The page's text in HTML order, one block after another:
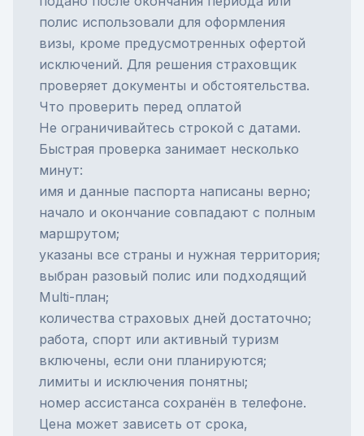
полис использовали для оформления
визы, кроме предусмотренных офертой
исключений. Для решения страховщик
проверяет документы и обстоятельства.
Что проверить перед оплатой
Не ограничивайтесь строкой с датами.
Быстрая проверка занимает несколько
минут:
имя и данные паспорта написаны верно;
начало и окончание совпадают с полным
маршрутом;
указаны все страны и нужная территория;
выбран разовый полис или подходящий
Multi-план;
количества страховых дней достаточно;
работа, спорт или активный туризм
включены, если они планируются;
лимиты и исключения понятны;
номер ассистанса сохранён в телефоне.
Цена может зависеть от срока,